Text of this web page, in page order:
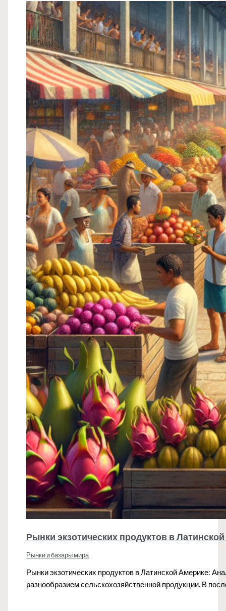
Рынки экзотических продуктов в
Рынки и базары мира
Рынки экзотических продуктов в Латинской Америке:
разнообразием сельскохозяйственной продукции. В